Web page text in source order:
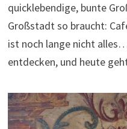
quicklebendige, bunte
Großstadt so braucht:
ist noch lange nicht
entdecken, und heute